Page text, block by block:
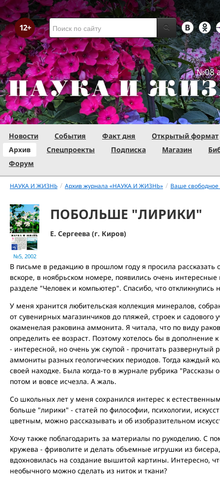
№08
Новости События Факт дня
Открытый формат
Архив
Спецпроекты Подписка Магазин
Форум
НАУКА И ЖИЗНЬ / Архив журнала «НАУКА И ЖИЗНЬ» / Ваше
№5, 2002
ПОБОЛЬШЕ "ЛИРИКИ"
Е. Сергеева (г. Киров)
В письме в редакцию в прошлом году я просила рассказать
вскоре, в ноябрьском номере, появились очень интересные
разделе "Человек и компьютер". Спасибо, что откликнулись
У меня хранится любительская коллекция минералов,
от сувенирных магазинчиков до пляжей, строек и
окаменелая раковина аммонита. Я читала, что по виду
определить ее возраст. Поэтому хотелось бы в дополнение
- интересной, но очень уж скупой - прочитать развернутый
аммониты разных геологических периодов. Тогда каждый
своей находке. Была когда-то в журнале рубрика
потом и вовсе исчезла. А жаль.
Со школьных лет у меня сохранился интерес к
больше "лирики" - статей по философии, психологии,
цветным, можно рассказывать и об изобразительном
Хочу также поблагодарить за материалы по рукоделию. С
кружева - фриволите и делать объемные игрушки из
вдохновилась на создание вышитой картины. Интересно,
необычного можно сделать из ниток и ткани?